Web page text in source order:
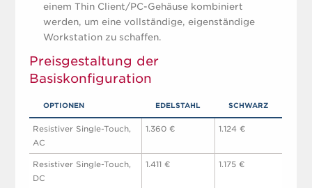
einem Thin Client/PC-Gehäuse kombiniert
werden, um eine vollständige, eigenständige
Workstation zu schaffen.
Preisgestaltung der
Basiskonfiguration
OPTIONEN EDELSTAHL SCHWARZ
Resistiver Single-Touch,
AC
1.360 € 1.124 €
Resistiver Single-Touch,
DC
1.411 € 1.175 €